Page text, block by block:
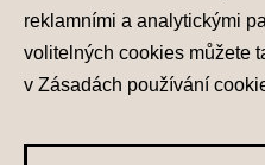
Ochrana
reklamními a analytickými
volitelných cookies můžete
v Zásadách používání